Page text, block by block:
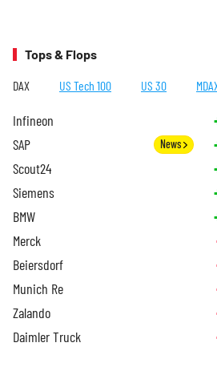
Tops & Flops
DAX US Tech 100 US 30
Infineon
SAP News
Scout24
Siemens
BMW
Merck
Beiersdorf
Munich Re
Zalando
Daimler Truck